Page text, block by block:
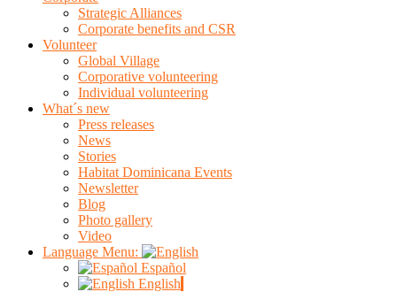
Strategic Alliances
Corporate benefits and CSR
Volunteer
Global Village
Corporative volunteering
Individual volunteering
What´s new
Press releases
News
Stories
Habitat Dominicana Events
Newsletter
Blog
Photo gallery
Video
Language Menu:
Español
English